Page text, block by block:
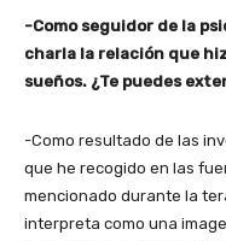
-Como seguidor de la
charla la relación que
sueños. ¿Te puedes
-Como resultado de las
que he recogido en las
mencionado durante la
interpreta como una